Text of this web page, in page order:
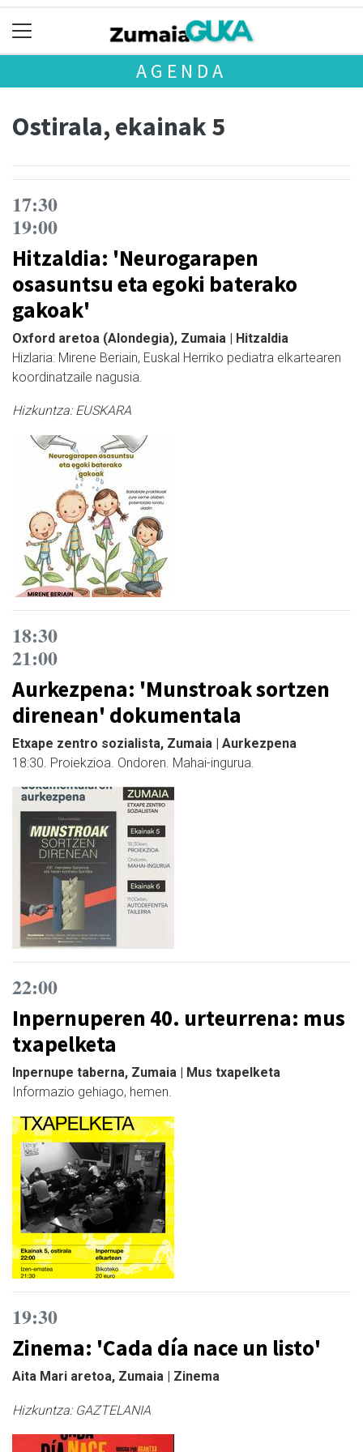
AGENDA
Ostirala, ekainak 5
17:30
19:00
Hitzaldia: 'Neurogarapen
osasuntsu eta egoki baterako
gakoak'
Oxford aretoa (Alondegia), Zumaia | Hitzaldia
Hizlaria: Mirene Beriain, Euskal Herriko pediatra elkartearen
koordinatzaile nagusia.
Hizkuntza:EUSKARA
18:30
21:00
Aurkezpena: 'Munstroak sortzen
direnean' dokumentala
Etxape zentro sozialista, Zumaia | Aurkezpena
18:30. Proiekzioa. Ondoren. Mahai-ingurua.
22:00
Inpernuperen 40. urteurrena: mus
txapelketa
Inpernupe taberna, Zumaia | Mus txapelketa
Informazio gehiago, hemen.
19:30
Zinema: 'Cada día nace un listo'
Aita Mari aretoa, Zumaia | Zinema
Hizkuntza: GAZTELANIA